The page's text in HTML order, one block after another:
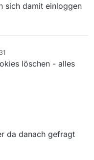
sich damit einloggen
löschen - alles
da danach gefragt